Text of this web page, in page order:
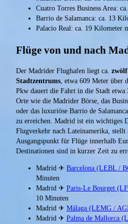
Cuatro Torres Business Area:
Barrio de Salamanca: ca. 13
Palacio Real: ca. 19 Kilometer
Flüge von und nach
Der Madrider Flughafen liegt ca.
Stadtzentrums, etwa 609 Meter über
Pkw dauert die Fahrt in die Stadt etwa
Orte wie die Madrider Börse, das
oder das luxuriöse Barrio de
zu erreichen. Madrid ist ein wichtiges
Flugverkehr nach Lateinamerika, stellt
Ausgangspunkt für Flüge innerhalb
Destinationen sind in kurzer Zeit zu
Madrid ✈ Barcelona (LEBL /
Minuten
Madrid ✈ Paris-Le Bourget
10 Minuten
Madrid ✈ Málaga (LEMG /
Madrid ✈ Palma de Mallorca